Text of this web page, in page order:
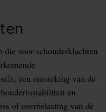
voor schouderklachten
een ontsteking van de
en
of overbelasting van de